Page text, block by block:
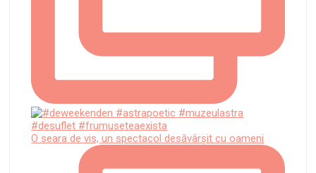
O seara de vis, un spectacol desăvârșit cu oameni